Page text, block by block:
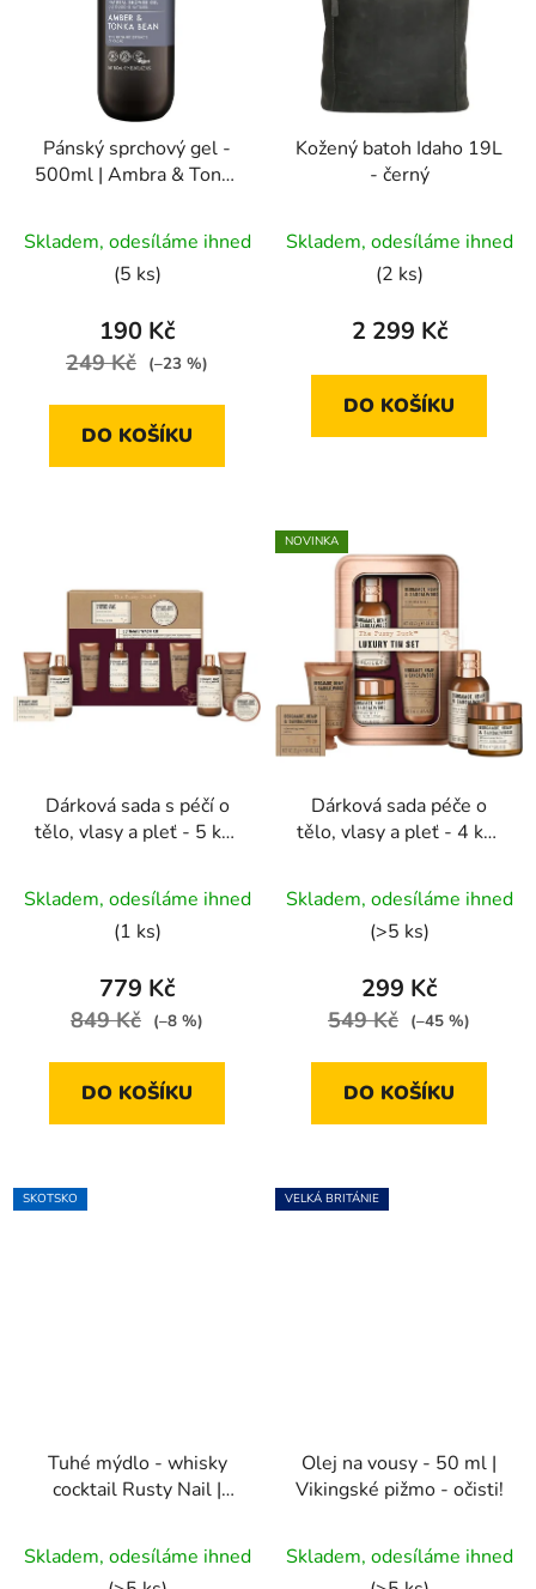
Pánský sprchový gel -
500ml | Ambra & Tonka
Skladem, odesíláme ihned
(5 ks)
190 Kč
249 Kč (–23 %)
DO KOŠÍKU
Kožený batoh Idaho 19L
- černý
Skladem, odesíláme ihned
(2 ks)
2 299 Kč
DO KOŠÍKU
Dárková sada s péčí o
tělo, vlasy a pleť - 5 ks |
Sandalwood
Skladem, odesíláme ihned
(1 ks)
779 Kč
849 Kč (–8 %)
DO KOŠÍKU
NOVINKA
Dárková sada péče o
tělo, vlasy a pleť - 4 ks |
Sandalwood
hodnocení
produktu
je
5,0
hvězdiček.
Skladem, odesíláme ihned
(>5 ks)
299 Kč
549 Kč (–45 %)
DO KOŠÍKU
SKOTSKO
Tuhé mýdlo - whisky
cocktail Rusty Nail |
Skladem, odesíláme ihned
VELKÁ BRITÁNIE
Olej na vousy - 50 ml |
Vikingské pižmo - očisti!
Skladem, odesíláme ihned